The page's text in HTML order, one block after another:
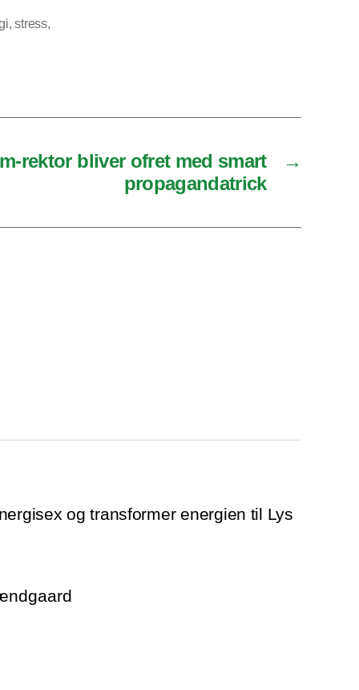
,stress,
→
rektor bliver ofret med smart
propagandatrick
og transformer energien til Lys